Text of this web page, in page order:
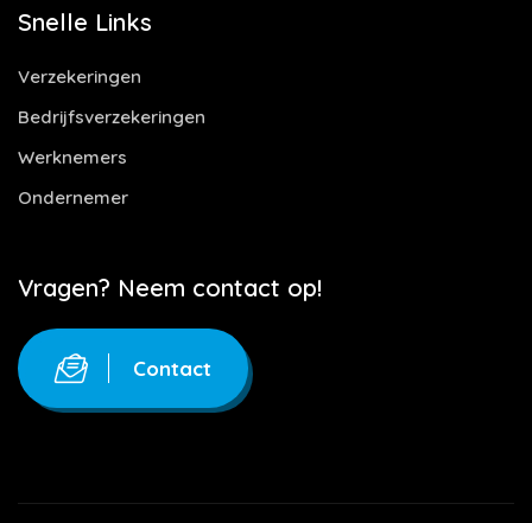
Snelle Links
Verzekeringen
Bedrijfsverzekeringen
Werknemers
Ondernemer
Vragen? Neem contact op!
Contact